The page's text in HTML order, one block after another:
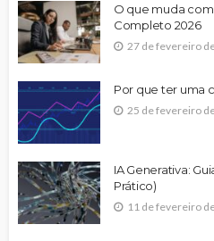
O que muda com
Completo 2026
27 de fevereiro
Por que ter uma
25 de fevereiro
IA Generativa:
Prático)
11 de fevereiro